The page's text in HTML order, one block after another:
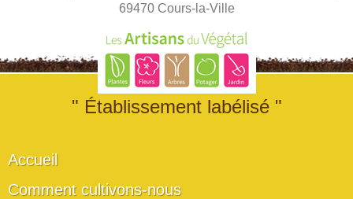
69470 Cours-la-Ville
" Établissement labélisé "
Accueil
Comment cultivons-nous